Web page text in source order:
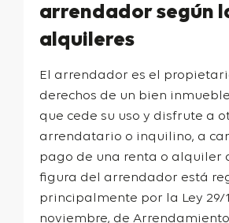
arrendador según
alquileres
El arrendador es el
derechos de un bien
que cede su uso y disfrute a
arrendatario o inquilino, a
pago de una renta o alquiler
figura del arrendador está
principalmente por la Ley 29/
noviembre, de